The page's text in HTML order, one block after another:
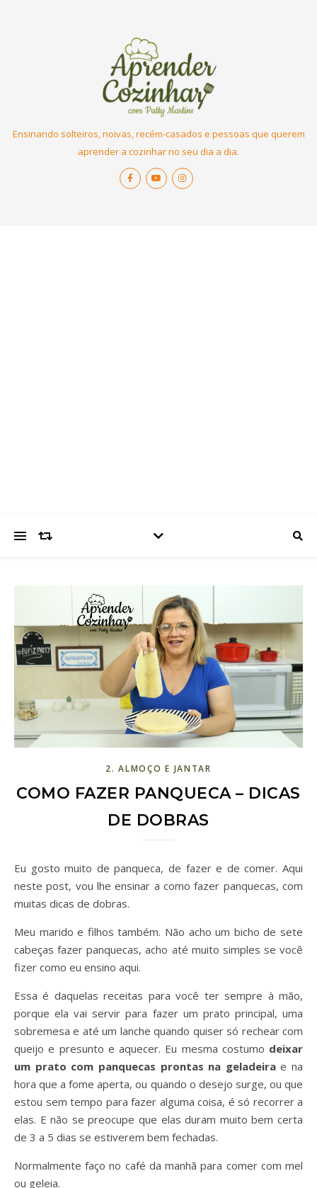
Ensinando solteiros, noivas, recém-casados e pessoas que querem
aprender a cozinhar no seu dia a dia.
2. ALMOÇO E JANTAR
COMO FAZER PANQUECA – DICAS
DE DOBRAS
Eu gosto muito de panqueca, de fazer e de comer. Aqui
neste post, vou lhe ensinar a como fazer panquecas, com
muitas dicas de dobras.
Meu marido e filhos também. Não acho um bicho de sete
cabeças fazer panquecas, acho até muito simples se você
fizer como eu ensino aqui.
Essa é daquelas receitas para você ter sempre à mão,
porque ela vai servir para fazer um prato principal, uma
sobremesa e até um lanche quando quiser só rechear com
queijo e presunto e aquecer. Eu mesma costumo deixar
um prato com panquecas prontas na geladeirae na
hora que a fome aperta, ou quando o desejo surge, ou que
estou sem tempo para fazer alguma coisa, é só recorrer a
elas. E não se preocupe que elas duram muito bem certa
de 3 a 5 dias se estiverem bem fechadas.
Normalmente faço no café da manhã para comer com mel
ou geleia.